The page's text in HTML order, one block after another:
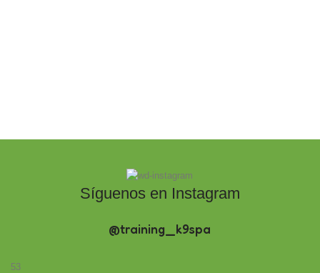
Síguenos en Instagram
@training_k9spa
53